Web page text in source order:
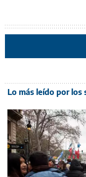
Lo más leído por los